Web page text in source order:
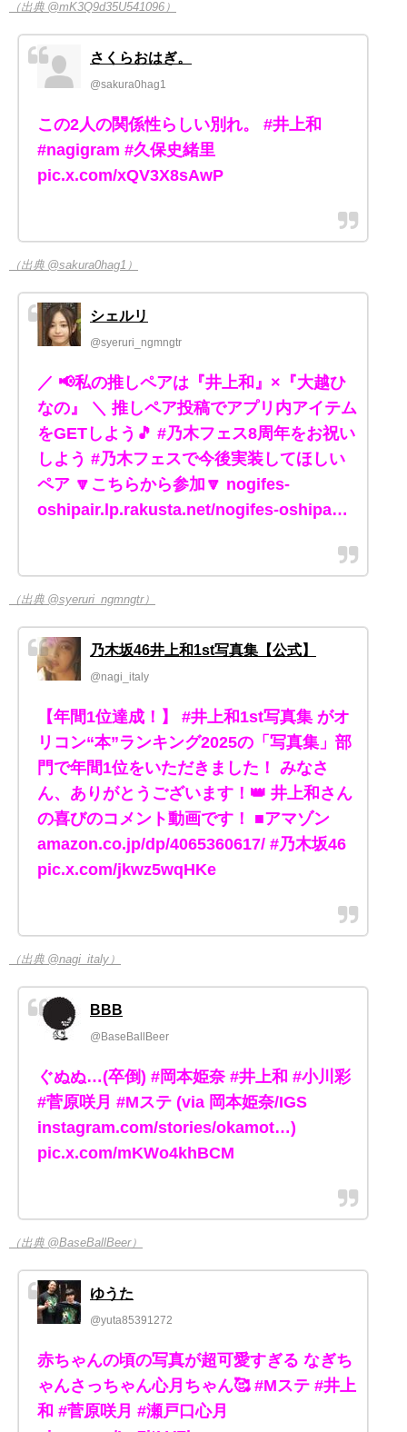
（出典 @mK3Q9d35U541096）
さくらおはぎ。‎
@sakura0hag1
この2人の関係性らしい別れ。 #井上和
#nagigram #久保史緒里
pic.x.com/xQV3X8sAwP
（出典 @sakura0hag1）
シェルリ
@syeruri_ngmngtr
／ 📢私の推しペアは『井上和』×『大越ひ
なの』 ＼ 推しペア投稿でアプリ内アイテム
をGETしよう🎵 #乃木フェス8周年をお祝い
しよう #乃木フェスで今後実装してほしい
ペア 🔽こちらから参加🔽 nogifes-
oshipair.lp.rakusta.net/nogifes-oshipa…
（出典 @syeruri_ngmngtr）
乃木坂46井上和1st写真集【公式】
@nagi_italy
【年間1位達成！】 #井上和1st写真集 がオ
リコン“本”ランキング2025の「写真集」部
門で年間1位をいただきました！ みなさ
ん、ありがとうございます！👑 井上和さん
の喜びのコメント動画です！ ■アマゾン
amazon.co.jp/dp/4065360617/ #乃木坂46
pic.x.com/jkwz5wqHKe
（出典 @nagi_italy）
BBB
@BaseBallBeer
ぐぬぬ…(卒倒) #岡本姫奈 #井上和 #小川彩
#菅原咲月 #Mステ (via 岡本姫奈/IGS
instagram.com/stories/okamot…)
pic.x.com/mKWo4khBCM
（出典 @BaseBallBeer）
ゆうた
@yuta85391272
赤ちゃんの頃の写真が超可愛すぎる なぎち
ゃんさっちゃん心月ちゃん🥰 #Mステ #井上
和 #菅原咲月 #瀬戸口心月